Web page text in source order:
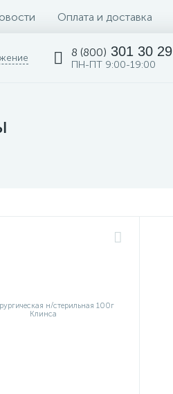
Оплата и доставка
8 (800) 301 30 29
ПН-ПТ 9:00-19:00